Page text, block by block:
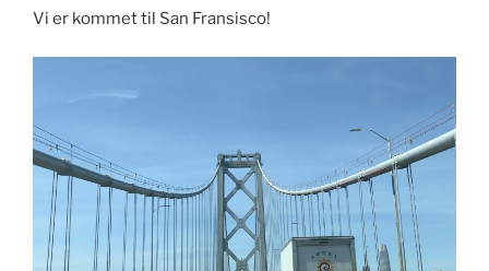
Vi er kommet til San Fransisco!